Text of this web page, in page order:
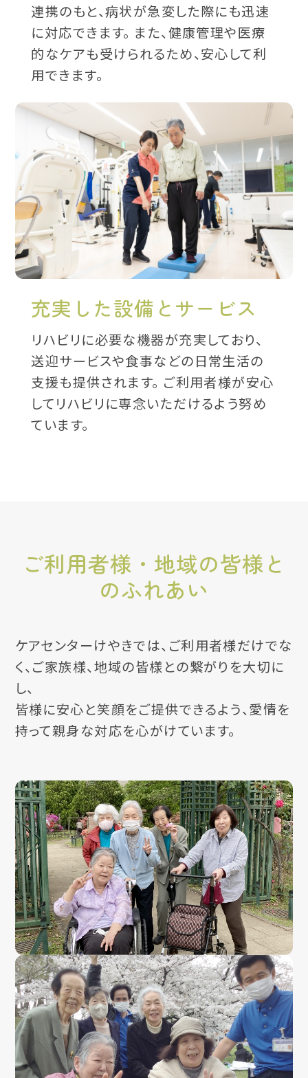
連携のもと、病状が急変した際にも迅速
に対応できます。 また、健康管理や医療
的なケアも受けられるため、安心して利
用できます。
充実した設備とサービス
リハビリに必要な機器が充実しており、
送迎サービスや食事などの日常生活の
支援も提供されます。 ご利用者様が安心
してリハビリに専念いただけるよう努め
ています。
ご利用者様・地域の皆様と
のふれあい
ケアセンターけやきでは、ご利用者様だけでな
く、ご家族様、地域の皆様との繋がりを大切に
し、
皆様に安心と笑顔をご提供できるよう、愛情を
持って親身な対応を心がけています。